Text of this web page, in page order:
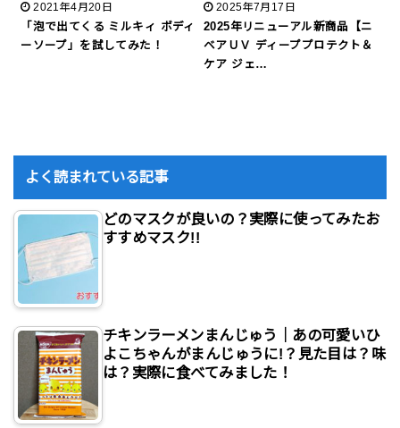
2021年4月20日
「泡で出てくる ミルキィ ボディ
ーソープ」を試してみた！
2025年7月17日
2025年リニューアル新商品【ニ
ベアＵＶ ディーププロテクト＆
ケア ジェ…
よく読まれている記事
どのマスクが良いの？実際に使ってみたお
すすめマスク!!
チキンラーメンまんじゅう｜あの可愛いひ
よこちゃんがまんじゅうに!？見た目は？味
は？実際に食べてみました！